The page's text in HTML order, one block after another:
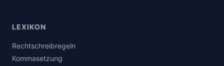
LEXIKON
Rechtschreibregeln
Kommasetzung